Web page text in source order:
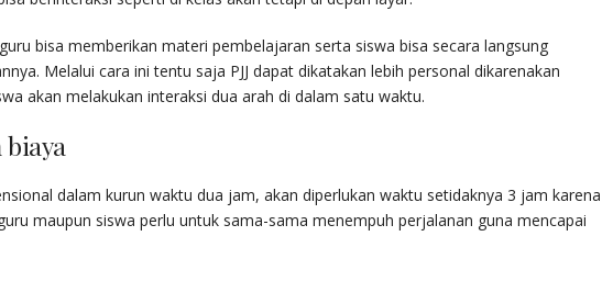
bisa memberikan materi pembelajaran serta siswa bisa secara langsung
Melalui cara ini tentu saja PJJ dapat dikatakan lebih personal dikarenakan
akan melakukan interaksi dua arah di dalam satu waktu.
dalam kurun waktu dua jam, akan diperlukan waktu setidaknya 3 jam karena
maupun siswa perlu untuk sama-sama menempuh perjalanan guna mencapai